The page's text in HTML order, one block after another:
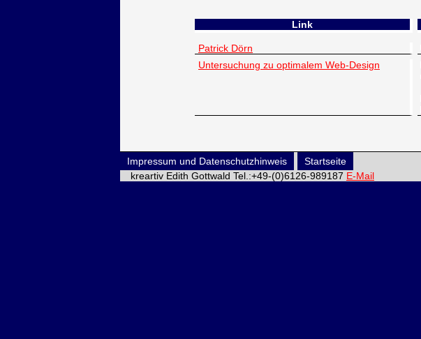
Link
Patrick Dörn
Untersuchung zu optimalem Web-Design
Impressum und Datenschutzhinweis
Startseite
kreartiv Edith Gottwald Tel.:+49-(0)6126-989187 E-Mail